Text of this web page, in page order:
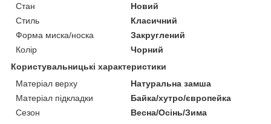
Стан
Новий
Стиль
Класичний
Форма миска/носка
Закруглений
Колір
Чорний
Користувальницькі характеристики
Матеріал верху
Натуральна замша
Матеріал підкладки
Байка/хутро/європейка
Сезон
Весна/Осінь/Зима